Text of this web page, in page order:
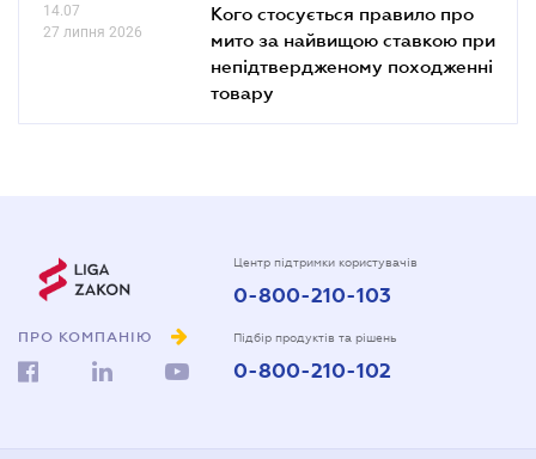
14.07
27 липня 2026
Кого стосується правило про
мито за найвищою ставкою при
непідтвердженому походженні
товару
ПРО КОМПАНІЮ
Центр підтримки користувачів
0-800-210-103
Підбір продуктів та рішень
0-800-210-102